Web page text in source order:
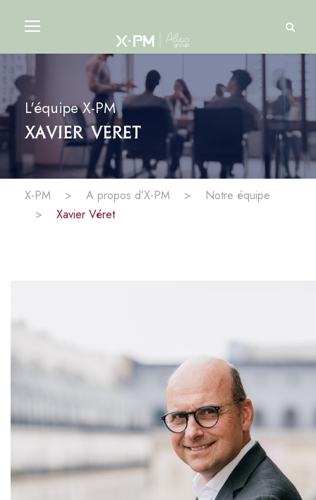
L'équipe X-PM
Xavier Véret
X-PM > A propos d’X-PM >
Notre équipe
>
Xavier Véret